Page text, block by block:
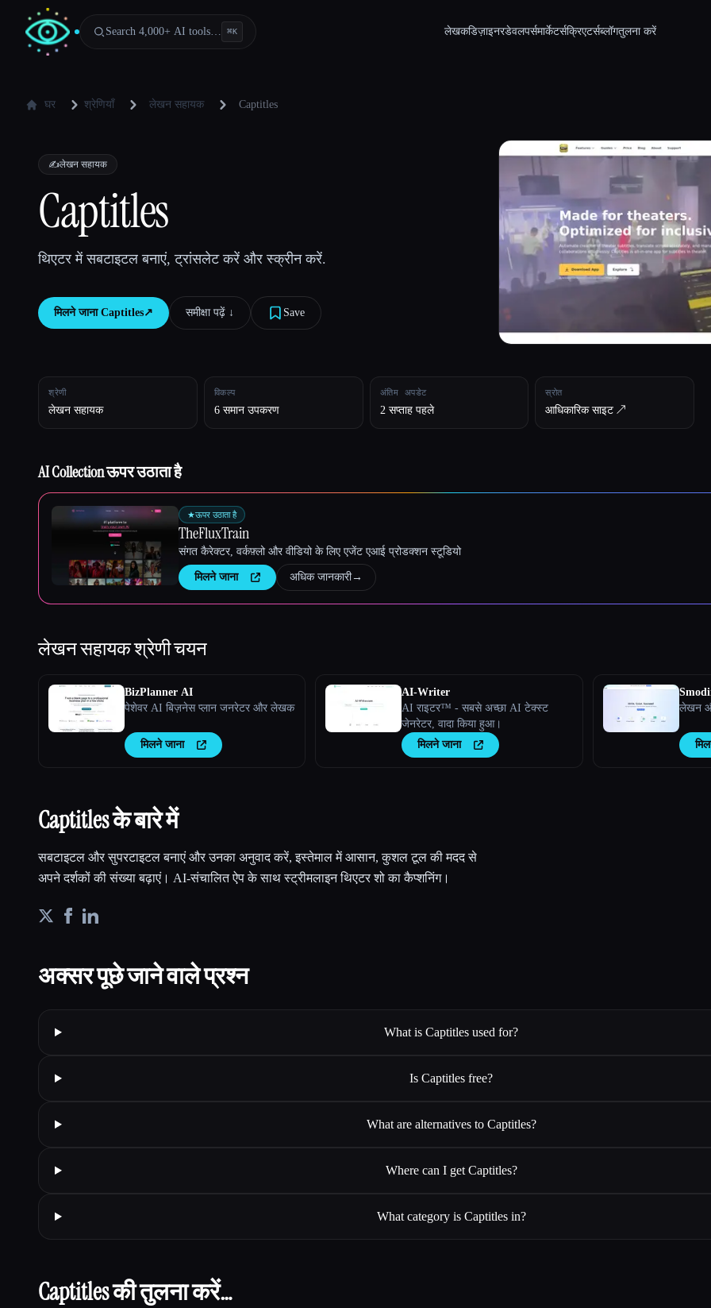
Search 4,000+ AI tools… ⌘K लेखकडिज़ाइनरडेवलपर्समार्केटर्सक्रिएटर्सब्लॉगतुलना करें
घर श्रेणियाँ लेखन सहायक Captitles
✍️लेखन सहायक
Captitles
थिएटर में सबटाइटल बनाएं, ट्रांसलेट करें और स्क्रीन करें.
मिलने जाना Captitles↗︎ समीक्षा पढ़ें ↓︎ Save
श्रेणी
लेखन सहायक
विकल्प
6 समान उपकरण
अंतिम अपडेट
2 सप्ताह पहले
स्रोत
आधिकारिक साइट ↗︎
AI Collection ऊपर उठाता है
★ऊपर उठाता है
TheFluxTrain
संगत कैरेक्टर, वर्कफ़्लो और वीडियो के लिए एजेंट एआई प्रोडक्शन स्टूडियो
मिलने जाना अधिक जानकारी→
लेखन सहायकश्रेणी चयन
BizPlanner AI
पेशेवर AI बिज़नेस प्लान जनरेटर और लेखक
मिलने जाना
AI-Writer
AI राइटर™ - सबसे अच्छा AI टेक्स्ट
जेनरेटर, वादा किया हुआ।
मिलने जाना
लेखन
Captitles के बारे में
सबटाइटल और सुपरटाइटल बनाएं और उनका अनुवाद करें, इस्तेमाल में आसान, कुशल टूल की मदद से
अपने दर्शकों की संख्या बढ़ाएं। AI-संचालित ऐप के साथ स्ट्रीमलाइन थिएटर शो का कैप्शनिंग।
अक्सर पूछे जाने वाले प्रश्न
What is Captitles used for?
Is Captitles free?
What are alternatives to Captitles?
Where can I get Captitles?
What category is Captitles in?
Captitles की तुलना करें…